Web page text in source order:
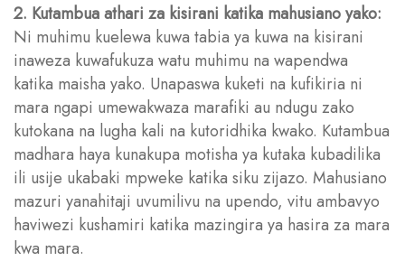
2. Kutambua athari za kisirani katika mahusiano yako:
Ni muhimu kuelewa kuwa tabia ya kuwa na kisirani
inaweza kuwafukuza watu muhimu na wapendwa
katika maisha yako. Unapaswa kuketi na kufikiria ni
mara ngapi umewakwaza marafiki au ndugu zako
kutokana na lugha kali na kutoridhika kwako. Kutambua
madhara haya kunakupa motisha ya kutaka kubadilika
ili usije ukabaki mpweke katika siku zijazo. Mahusiano
mazuri yanahitaji uvumilivu na upendo, vitu ambavyo
haviwezi kushamiri katika mazingira ya hasira za mara
kwa mara.